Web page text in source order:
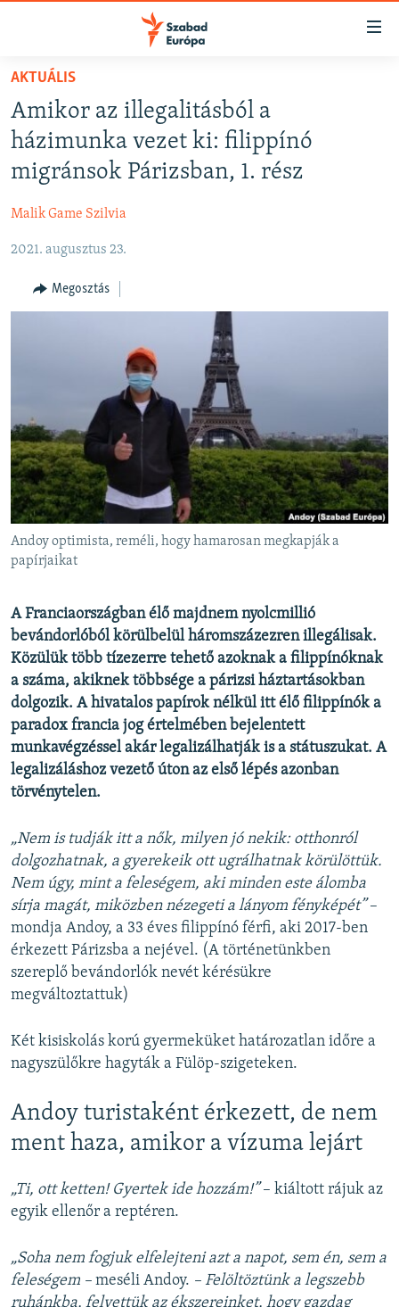
Akadálymentes
Ugrás
fő
oldalra
Ugrás
tartalomjegyzékre
NAPIRENDEN
AKTUÁLIS
PODCASTOK
ELEMZŐ
NER15
SZABADON
A PÉNZ NYOMÁBAN
EURÓPAI UNIÓ
VILÁG
KLÍMAVÁLTOZÁS
A MÚLT TANULSÁGAI
KÖVESSEN MINKET!
Valamennyi RFE/RL weboldal
AKTUÁLIS
Amikor az illegalitásból a
házimunka vezet ki: filippínó
migránsok Párizsban, 1. rész
Malik Game Szilvia
2021. augusztus 23.
Megosztás
Andoy optimista, reméli, hogy hamarosan megkapják a
papírjaikat
A Franciaországban élő majdnem nyolcmillió
bevándorlóból körülbelül háromszázezren illegálisak.
Közülük több tízezerre tehető azoknak a filippínóknak
a száma, akiknek többsége a párizsi háztartásokban
dolgozik. A hivatalos papírok nélkül itt élő filippínók a
paradox francia jog értelmében bejelentett
munkavégzéssel akár legalizálhatják is a státuszukat. A
legalizáláshoz vezető úton az első lépés azonban
törvénytelen.
„Nem is tudják itt a nők, milyen jó nekik: otthonról
dolgozhatnak, a gyerekeik ott ugrálhatnak körülöttük.
Nem úgy, mint a feleségem, aki minden este álomba
sírja magát, miközben nézegeti a lányom fényképét” –
mondja Andoy, a 33 éves filippínó férfi, aki 2017-ben
érkezett Párizsba a nejével. (A történetünkben
szereplő bevándorlók nevét kérésükre
megváltoztattuk)
Két kisiskolás korú gyermeküket határozatlan időre a
nagyszülőkre hagyták a Fülöp-szigeteken.
Andoy turistaként érkezett, de nem
ment haza, amikor a vízuma lejárt
„Ti, ott ketten! Gyertek ide hozzám!”– kiáltott rájuk az
egyik ellenőr a reptéren.
„Soha nem fogjuk elfelejteni azt a napot, sem én, sem a
feleségem – meséli Andoy. – Felöltöztünk a legszebb
ruhánkba, felvettük az ékszereinket, hogy gazdag
FELIRATKOZÁS